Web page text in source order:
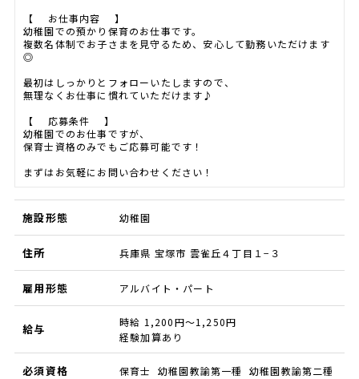
【 お仕事内容 】
幼稚園での預かり保育のお仕事です。
複数名体制でお子さまを見守るため、安心して勤務いただけます
◎
最初はしっかりとフォローいたしますので、
無理なくお仕事に慣れていただけます♪
【 応募条件 】
幼稚園でのお仕事ですが、
保育士資格のみでもご応募可能です！
まずはお気軽にお問い合わせください！
施設形態 幼稚園
住所 兵庫県 宝塚市 雲雀丘４丁目１−３
雇用形態 アルバイト・パート
給与
時給 1,200円～1,250円
経験加算あり
必須資格 保育士 幼稚園教諭第一種 幼稚園教諭第二種